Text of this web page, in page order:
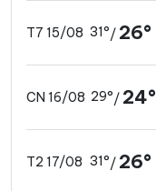
T7 15/08 31°/ 26°
CN 16/08 29°/ 24°
T2 17/08 31°/ 26°